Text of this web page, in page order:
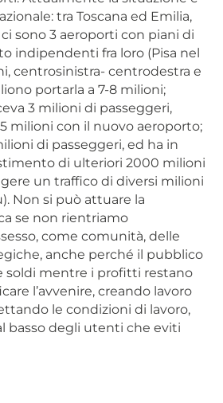
tra Toscana ed Emilia,
ci sono 3 aeroporti con piani di
indipendenti fra loro (Pisa nel
centrosinistra- centrodestra e
portarla a 7-8 milioni;
3 milioni di passeggeri,
milioni con il nuovo aeroporto;
di passeggeri, ed ha in
di ulteriori 2000 milioni
un traffico di diversi milioni
Non si può attuare la
se non rientriamo
come comunità, delle
anche perché il pubblico
soldi mentre i profitti restano
l’avvenire, creando lavoro
le condizioni di lavoro,
basso degli utenti che eviti